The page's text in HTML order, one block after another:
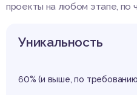
проекты на любом этапе, по
Уникальность
60% (и выше, по